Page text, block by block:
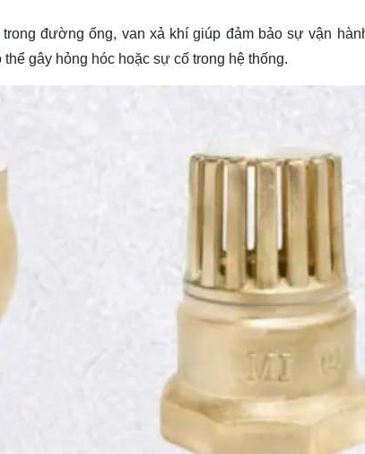
đường ống, van xả khí giúp đảm bảo sự vận
gây hỏng hóc hoặc sự cố trong hệ thống.